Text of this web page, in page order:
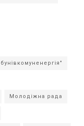
Молодіжна рада